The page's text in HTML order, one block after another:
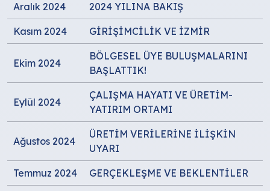
Aralık 2024 2024 YILINA BAKIŞ
Kasım 2024 GİRİŞİMCİLİK VE İZMİR
Ekim 2024
BÖLGESEL ÜYE BULUŞMALARINI
BAŞLATTIK!
Eylül 2024
ÇALIŞMA HAYATI VE ÜRETİM-
YATIRIM ORTAMI
Ağustos 2024
ÜRETİM VERİLERİNE İLİŞKİN
UYARI
Temmuz 2024 GERÇEKLEŞME VE BEKLENTİLER